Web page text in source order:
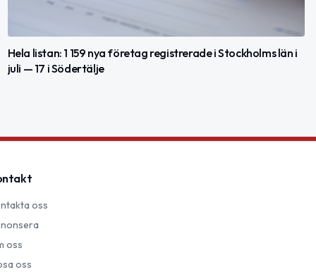
Hela listan: 1 159 nya företag registrerade i Stockholms län i
juli — 17 i Södertälje
oss
oss
oss